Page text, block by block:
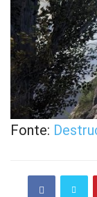
Fonte: